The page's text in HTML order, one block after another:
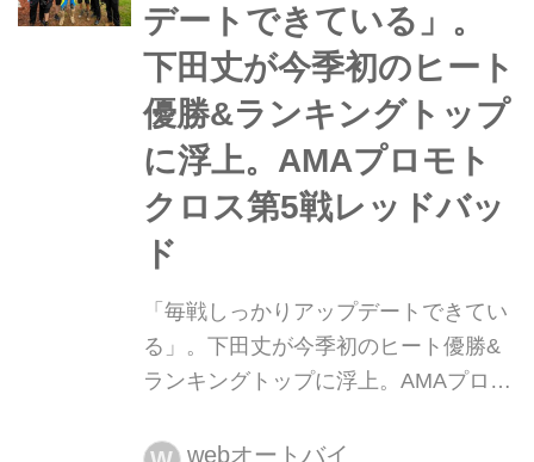
デートできている」。
下田丈が今季初のヒート
優勝&ランキングトップ
に浮上。AMAプロモト
クロス第5戦レッドバッ
ド
「毎戦しっかりアップデートできてい
る」。下田丈が今季初のヒート優勝&
ランキングトップに浮上。AMAプロモ
(土)、ミシガン州にあるレッドバッド
webオートバイ